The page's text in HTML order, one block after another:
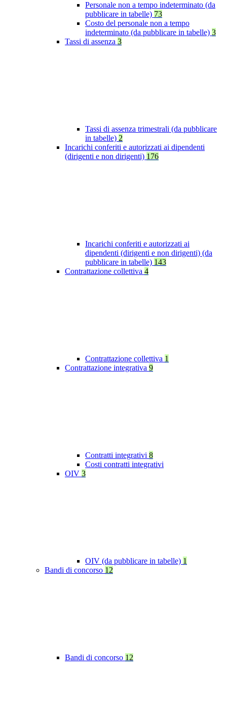
Personale non a tempo indeterminato (da
pubblicare in tabelle) 73
Costo del personale non a tempo
indeterminato (da pubblicare in tabelle) 3
Tassi di assenza 3
Tassi di assenza trimestrali (da pubblicare
in tabelle) 2
Incarichi conferiti e autorizzati ai dipendenti
(dirigenti e non dirigenti) 176
Incarichi conferiti e autorizzati ai
dipendenti (dirigenti e non dirigenti) (da
pubblicare in tabelle) 143
Contrattazione collettiva 4
Contrattazione collettiva 1
Contrattazione integrativa 9
Contratti integrativi 8
Costi contratti integrativi
OIV 3
OIV (da pubblicare in tabelle) 1
Bandi di concorso 12
Bandi di concorso 12